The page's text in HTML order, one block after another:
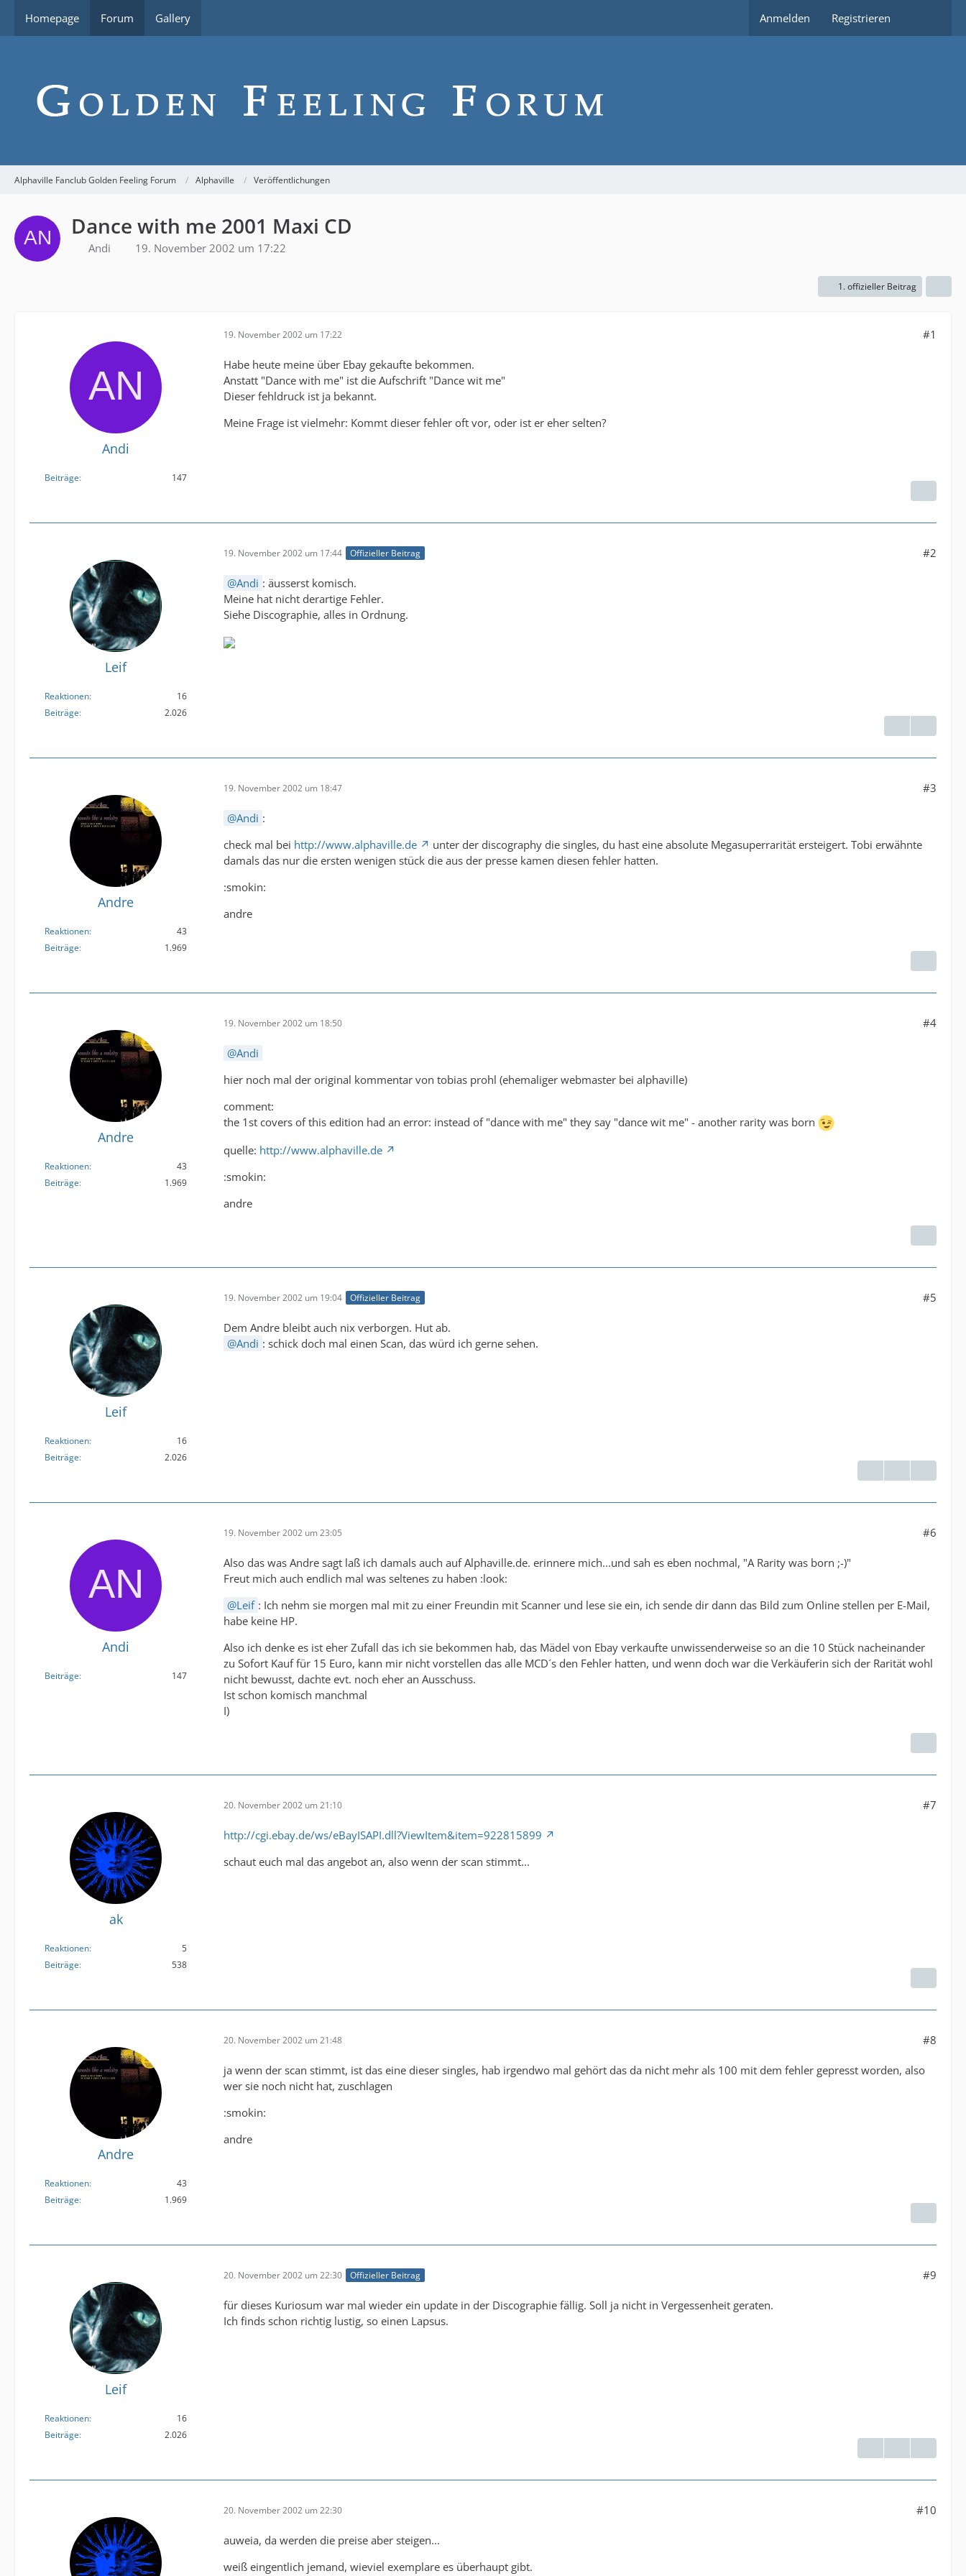
Homepage Forum Gallery Anmelden Registrieren
Alphaville Fanclub Golden Feeling Forum Alphaville Veröffentlichungen
Dance with me 2001 Maxi CD
Andi 19. November 2002 um 17:22
1. offizieller Beitrag
Andi
Beiträge 147
19. November 2002 um 17:22 #1
Habe heute meine über Ebay gekaufte bekommen.
Anstatt "Dance with me" ist die Aufschrift "Dance wit me"
Dieser fehldruck ist ja bekannt.
Meine Frage ist vielmehr: Kommt dieser fehler oft vor, oder ist er eher selten?
Leif
Reaktionen
16
Beiträge
2.026
19. November 2002 um 17:44 Offizieller Beitrag #2
Andi : äusserst komisch.
Meine hat nicht derartige Fehler.
Siehe Discographie, alles in Ordnung.
Andre
Reaktionen
43
Beiträge
1.969
19. November 2002 um 18:47 #3
Andi :
check mal bei http://www.alphaville.de
unter der discography die singles, du hast eine absolute Megasuperrarität ersteigert. Tobi erwähnte
damals das nur die ersten wenigen stück die aus der presse kamen diesen fehler hatten.
:smokin:
andre
Andre
Reaktionen
43
Beiträge
1.969
19. November 2002 um 18:50 #4
Andi
hier noch mal der original kommentar von tobias prohl (ehemaliger webmaster bei alphaville)
comment:
the 1st covers of this edition had an error: instead of "dance with me" they say "dance wit me" - another rarity was born
quelle: http://www.alphaville.de
:smokin:
andre
Leif
Reaktionen
16
Beiträge
2.026
19. November 2002 um 19:04 Offizieller Beitrag #5
Dem Andre bleibt auch nix verborgen. Hut ab.
Andi : schick doch mal einen Scan, das würd ich gerne sehen.
Andi
Beiträge 147
19. November 2002 um 23:05 #6
Also das was Andre sagt laß ich damals auch auf Alphaville.de. erinnere mich...und sah es eben nochmal, "A Rarity was born ;-)"
Freut mich auch endlich mal was seltenes zu haben :look:
Leif : Ich nehm sie morgen mal mit zu einer Freundin mit Scanner und lese sie ein, ich sende dir dann das Bild zum Online stellen per E-Mail,
habe keine HP.
Also ich denke es ist eher Zufall das ich sie bekommen hab, das Mädel von Ebay verkaufte unwissenderweise so an die 10 Stück nacheinander
zu Sofort Kauf für 15 Euro, kann mir nicht vorstellen das alle MCD´s den Fehler hatten, und wenn doch war die Verkäuferin sich der Rarität wohl
nicht bewusst, dachte evt. noch eher an Ausschuss.
Ist schon komisch manchmal
I)
ak
Reaktionen
5
Beiträge
538
20. November 2002 um 21:10 #7
http://cgi.ebay.de/ws/eBayISAPI.dll?ViewItem&item=922815899
schaut euch mal das angebot an, also wenn der scan stimmt...
Andre
Reaktionen
43
Beiträge
1.969
20. November 2002 um 21:48 #8
ja wenn der scan stimmt, ist das eine dieser singles, hab irgendwo mal gehört das da nicht mehr als 100 mit dem fehler gepresst worden, also
wer sie noch nicht hat, zuschlagen
:smokin:
andre
Leif
Reaktionen
16
Beiträge
2.026
20. November 2002 um 22:30 Offizieller Beitrag #9
für dieses Kuriosum war mal wieder ein update in der Discographie fällig. Soll ja nicht in Vergessenheit geraten.
Ich finds schon richtig lustig, so einen Lapsus.
20. November 2002 um 22:30 #10
auweia, da werden die preise aber steigen...
weiß eingentlich jemand, wieviel exemplare es überhaupt gibt.